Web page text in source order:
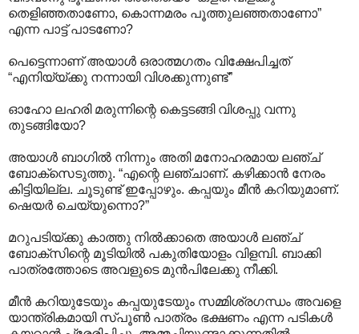
തെളിഞ്ഞതാണോ, കൊന്നമരം പൂത്തുലഞ്ഞതാണോ”
എന്ന പാട്ട് പാടണോ?
പെട്ടെന്നാണ് അയാള്‍ ഒരാത്മഗതം വിക്ഷേപിച്ചത്
“എനിയ്യ്ക്കു നന്നായി വിശക്കുന്നുണ്ട്”
ഓഹോ ലഹരി മരുന്നിന്റെ കെട്ടടങ്ങി വിശപ്പു വന്നു
തുടങ്ങിയോ?
അയാള്‍ ബാഗില്‍ നിന്നും അതി മനോഹരമായ ലഞ്ച്
ബോക്സെടുത്തു. “എന്റെ ലഞ്ചാണ്. കഴിക്കാന്‍ നേരം
കിട്ടിയില്ല. ചൂടുണ്ട് ഇപ്പോഴും. കപ്പയും മീന്‍ കറിയുമാണ്.
ഷെയര്‍ ചെയ്യുന്നൊ?”
മറുപടിയ്ക്കു കാത്തു നില്‍ക്കാതെ അയാള്‍ ലഞ്ച്
ബോക്സിന്റെ മൂടിയില്‍ പകുതിയോളം വിളമ്പി. ബാക്കി
പാത്രത്തോടെ അവളുടെ മുന്‍പിലേക്കു നീക്കി.
മീന്‍ കറിയുടേയും കപ്പയുടേയും സമ്മിശ്രഗന്ധം അവളെ
യാന്ത്രികമായി സ്പൂണ്‍ പാത്രം ഭക്ഷണം എന്ന പടികള്‍